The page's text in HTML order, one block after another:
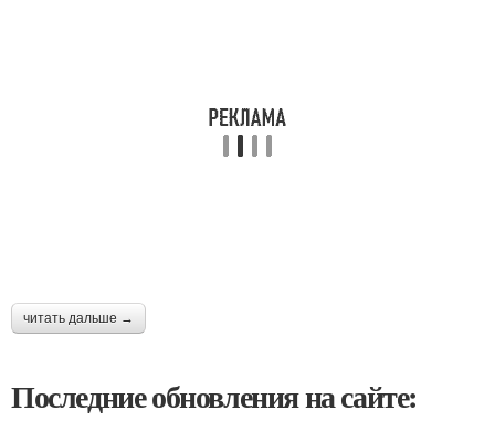
читать дальше →
Последние обновления на сайте: